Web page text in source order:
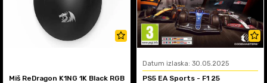
Miš ReDragon K1NG 1K Black RGB
Datum izlaska: 30.05.2025
PS5 EA Sports - F1 25